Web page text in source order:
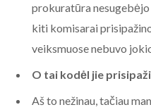
prokuratūra
kiti komisarai
veiksmuose nebuvo
O tai kodėl jie
Aš to nežinau, tačiau